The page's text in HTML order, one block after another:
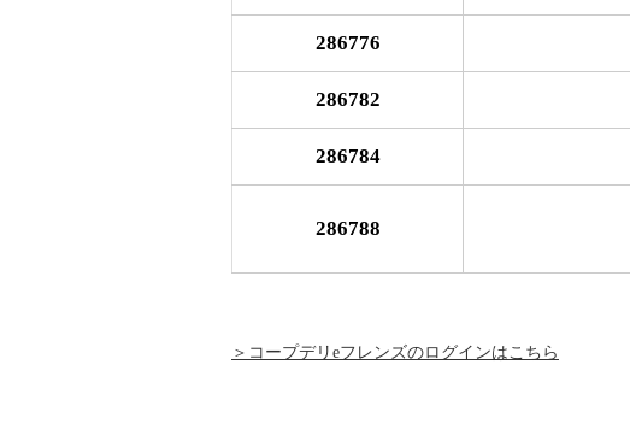
286776
286782
286784
286788
＞コープデリeフレンズのログインはこちら